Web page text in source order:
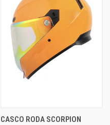
CASCO RODA SCORPION